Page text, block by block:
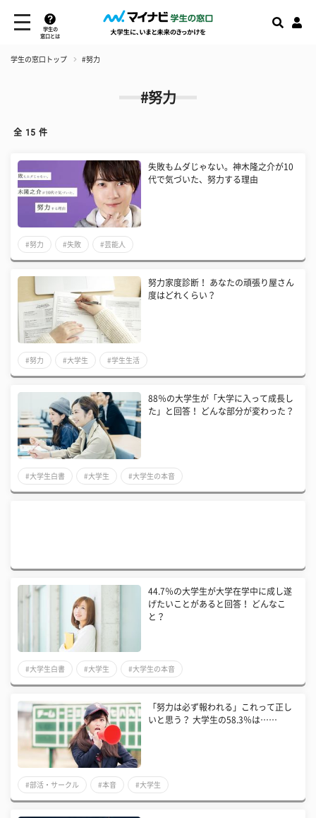
学生の
窓口とは
学生の窓口トップ #努力
#努力
全 15 件
失敗もムダじゃない。神木隆之介が10
代で気づいた、努力する理由
#努力 #失敗 #芸能人
努力家度診断！ あなたの頑張り屋さん
度はどれくらい？
#努力 #大学生 #学生生活
88％の大学生が「大学に入って成長し
た」と回答！ どんな部分が変わった？
#大学生白書 #大学生 #大学生の本音
44.7％の大学生が大学在学中に成し遂
げたいことがあると回答！ どんなこ
と？
#大学生白書 #大学生 #大学生の本音
「努力は必ず報われる」これって正し
いと思う？ 大学生の58.3％は……
#部活・サークル #本音 #大学生